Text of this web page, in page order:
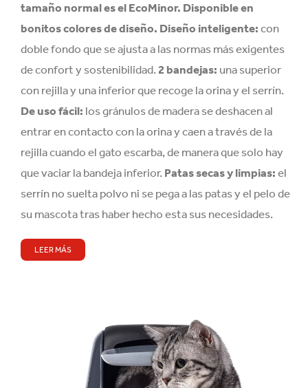
tamaño normal es el EcoMinor. Disponible en
bonitos colores de diseño. Diseño inteligente: con
doble fondo que se ajusta a las normas más exigentes
de confort y sostenibilidad. 2 bandejas: una superior
con rejilla y una inferior que recoge la orina y el serrín.
De uso fácil: los gránulos de madera se deshacen al
entrar en contacto con la orina y caen a través de la
rejilla cuando el gato escarba, de manera que solo hay
que vaciar la bandeja inferior. Patas secas y limpias: el
serrín no suelta polvo ni se pega a las patas y el pelo de
su mascota tras haber hecho esta sus necesidades.
LEER MÁS